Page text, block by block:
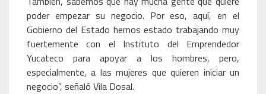
poder empezar su negocio. Por eso, aquí, en el
Gobierno del Estado hemos estado trabajando muy
fuertemente con el Instituto del Emprendedor
Yucateco para apoyar a los hombres, pero,
especialmente, a las mujeres que quieren iniciar un
negocio”, señaló Vila Dosal.